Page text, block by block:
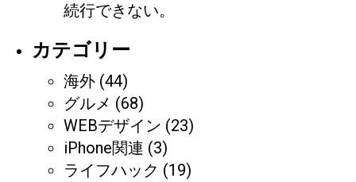
続行できない。
カテゴリー
海外 (44)
グルメ (68)
WEBデザイン (23)
iPhone関連 (3)
ライフハック (19)